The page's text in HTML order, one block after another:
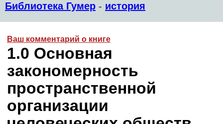
Библиотека Гумер - история
Ваш комментарий о книге
1.0 Основная
закономерность
пространственной
организации